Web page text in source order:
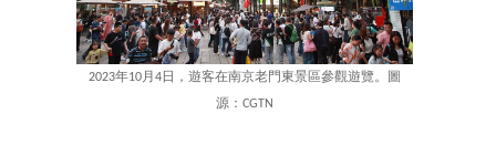
2023年10月4日，遊客在南京老門東景區參觀遊覽。圖
源：CGTN